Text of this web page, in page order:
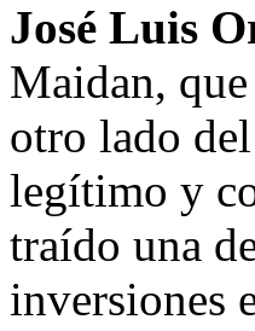
José Luis
Maidan,
otro lado
legítimo y
traído una
inversiones